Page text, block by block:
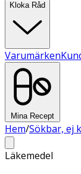
Kloka Råd
Varumärken
Mina Recept
Hem/Sökbar, ej
Läkemedel